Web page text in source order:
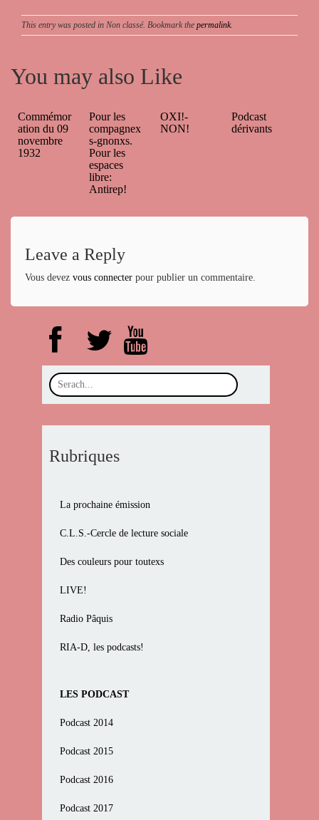
This entry was posted in Non classé. Bookmark the permalink.
You may also Like
Commémor
ation du 09
novembre
1932
Pour les
compagnex
s-gnonxs.
Pour les
espaces
libre:
Antirep!
OXI!-
NON!
Podcast
dérivants
Leave a Reply
Vous devez vous connecter pour publier un commentaire.
Rubriques
La prochaine émission
C.L.S.-Cercle de lecture sociale
Des couleurs pour toutexs
LIVE!
Radio Pâquis
RIA-D, les podcasts!
LES PODCAST
Podcast 2014
Podcast 2015
Podcast 2016
Podcast 2017